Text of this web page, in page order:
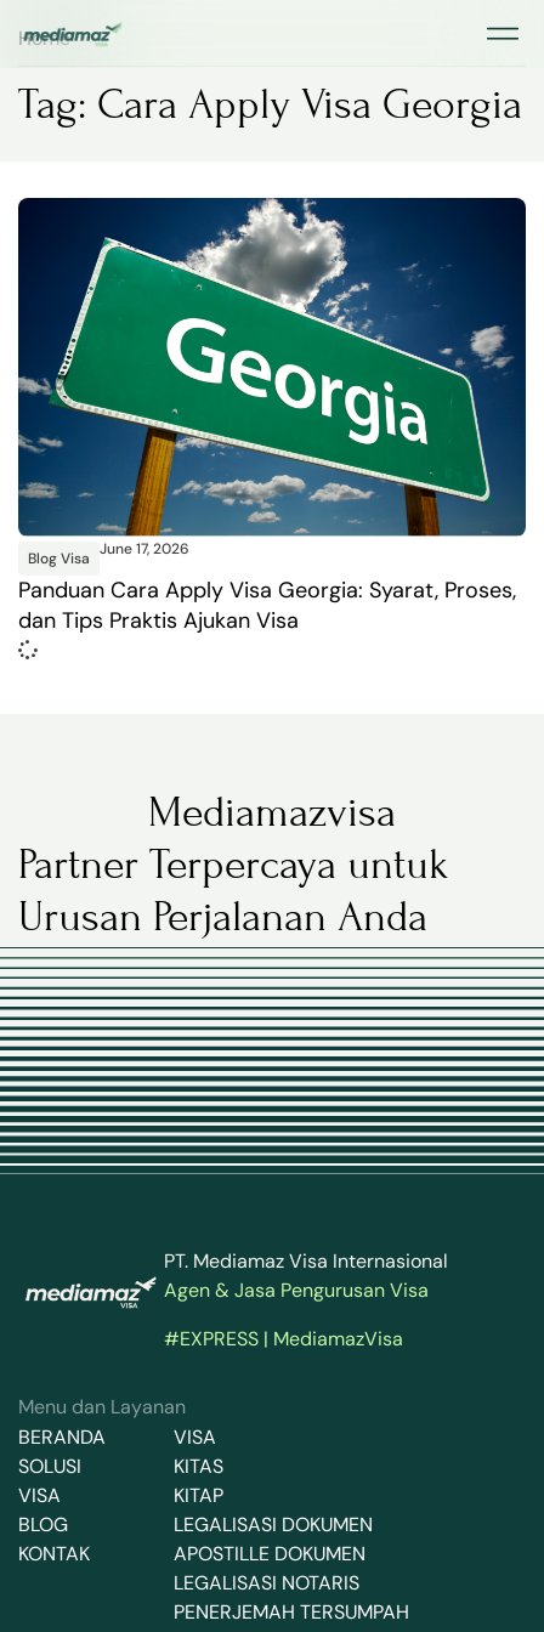
Home
Tag: Cara Apply Visa Georgia
Blog Visa June 17, 2026
Panduan Cara Apply Visa Georgia: Syarat, Proses,
dan Tips Praktis Ajukan Visa
Mediamazvisa
Partner Terpercaya untuk
Urusan Perjalanan Anda
PT. Mediamaz Visa Internasional
Agen & Jasa Pengurusan Visa
#EXPRESS | MediamazVisa
Menu dan Layanan
BERANDA
SOLUSI
VISA
BLOG
KONTAK
VISA
KITAS
KITAP
LEGALISASI DOKUMEN
APOSTILLE DOKUMEN
LEGALISASI NOTARIS
PENERJEMAH TERSUMPAH